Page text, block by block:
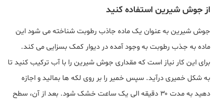
از جوش شیرین استفاده کنید
جوش شیرین به عنوان یک ماده جاذب رطوبت شناخته می شود این
ماده به جذب رطوبت به وجود آمده در دیوار کمک بسزایی می کند.
برای این کار نیاز است که مقداری جوش شیرین را با آب ترکیب کنید تا
به شکل خمیری درآید. سپس خمیر را بر روی لکه‌ ها بمالید و اجازه
دهید به مدت ۳۰ دقیقه الی یک ساعت خشک شود. بعد از آن، سطح